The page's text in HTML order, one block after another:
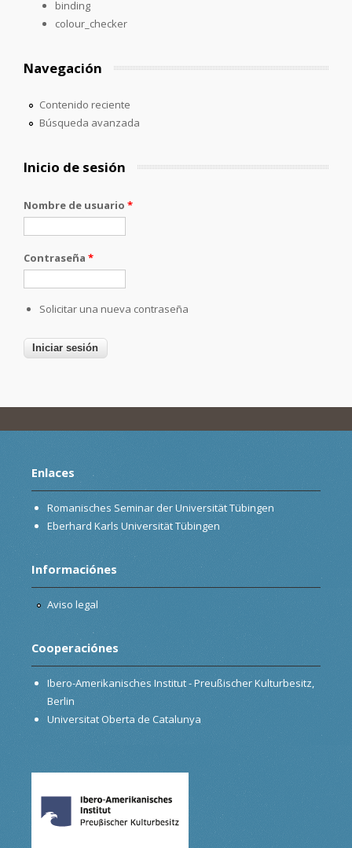
binding
colour_checker
Navegación
Contenido reciente
Búsqueda avanzada
Inicio de sesión
Nombre de usuario *
Contraseña *
Solicitar una nueva contraseña
Enlaces
Romanisches Seminar der Universität Tübingen
Eberhard Karls Universität Tübingen
Informaciónes
Aviso legal
Cooperaciónes
Ibero-Amerikanisches Institut - Preußischer Kulturbesitz,
Berlin
Universitat Oberta de Catalunya